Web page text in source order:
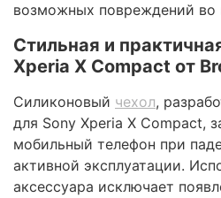
возможных повреждений во
Стильная и
Xperia X Compact от
Силиконовый чехол,
для Sony Xperia X Compact,
мобильный телефон при
активной эксплуатации.
аксессуара исключает